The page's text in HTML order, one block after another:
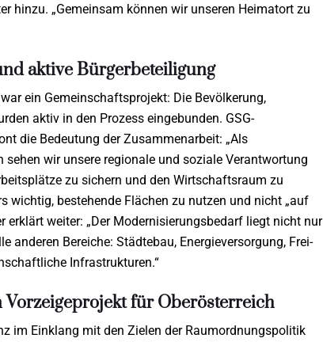
hinzu. „Gemeinsam können wir unseren Heimatort zu
aktive Bürgerbeteiligung
ein Gemeinschaftsprojekt: Die Bevölkerung,
aktiv in den Prozess eingebunden. GSG-
die Bedeutung der Zusammenarbeit: „Als
wir unsere regionale und soziale Verantwortung
zu sichern und den Wirtschaftsraum zu
wichtig, bestehende Flächen zu nutzen und nicht „auf
erklärt weiter: „Der Modernisierungsbedarf liegt nicht nur
anderen Bereiche: Städtebau, Energieversorgung, Frei-
Infrastrukturen.“
für Oberösterreich
im Einklang mit den Zielen der Raumordnungspolitik